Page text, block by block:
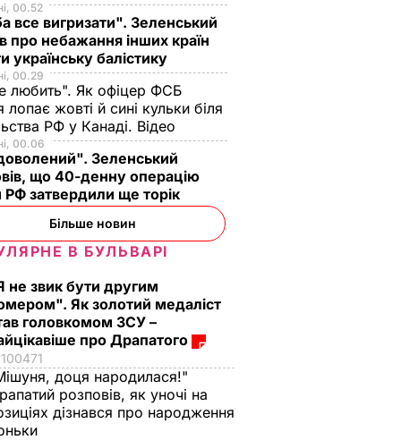
00.52
все вигризати". Зеленський
про небажання інших країн
українську балістику
00.29
любить". Як офіцер ФСБ
жовті й сині кульки біля
РФ у Канаді. Відео
00.06
Зеленський
що 40-денну операцію
РФ затвердили ще торік
Більше новин
В БУЛЬВАРІ
не звик бути другим
Як золотий медаліст
головкомом ЗСУ –
про Драпатого
100471
доця народилася!"
розповів, як уночі на
дізнався про народження